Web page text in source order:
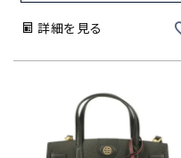
詳細を見る